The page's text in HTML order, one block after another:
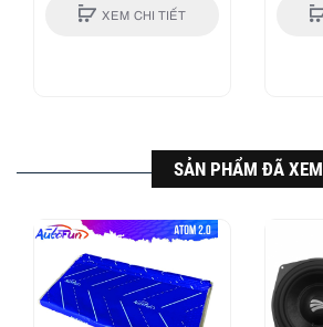
XEM CHI TIẾT
SẢN PHẨM ĐÃ XEM